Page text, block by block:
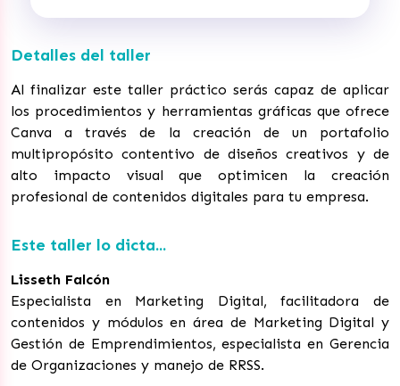
Detalles del taller
Al finalizar este taller práctico serás capaz de aplicar
los procedimientos y herramientas gráficas que ofrece
Canva a través de la creación de un portafolio
multipropósito contentivo de diseños creativos y de
alto impacto visual que optimicen la creación
profesional de contenidos digitales para tu empresa.
Este taller lo dicta...
Lisseth Falcón
Especialista en Marketing Digital, facilitadora de
contenidos y módulos en área de Marketing Digital y
Gestión de Emprendimientos, especialista en Gerencia
de Organizaciones y manejo de RRSS.